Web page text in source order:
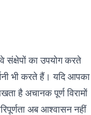
संक्षेपों का उपयोग करते
भी करते हैं। यदि आपका
है अचानक पूर्ण विरामों
अब आश्वासन नहीं